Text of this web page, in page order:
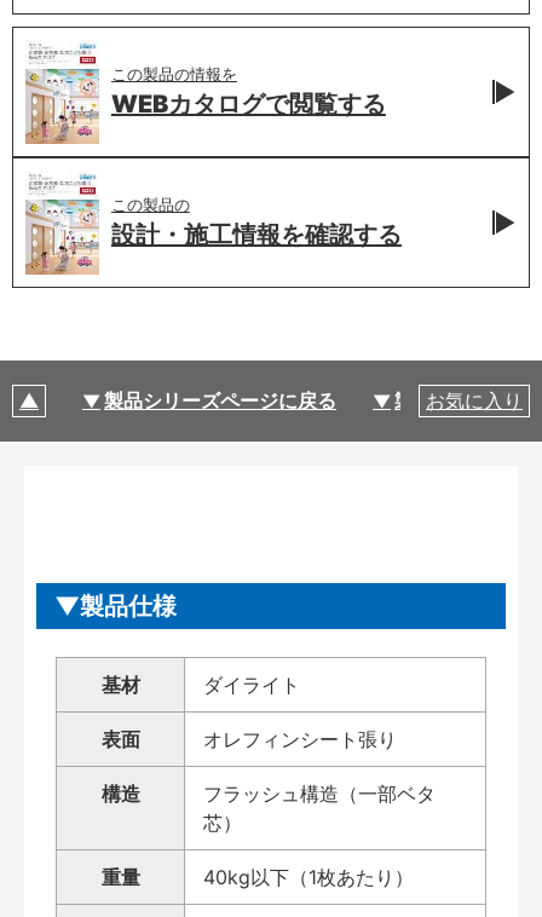
この製品の情報を
WEBカタログで閲覧する
この製品の
設計・施工情報を確認する
製品シリーズページに戻る 製品仕様
お気に入り
製品仕様
基材 ダイライト
表面 オレフィンシート張り
構造
フラッシュ構造（一部ベタ
芯）
重量 40kg以下（1枚あたり）